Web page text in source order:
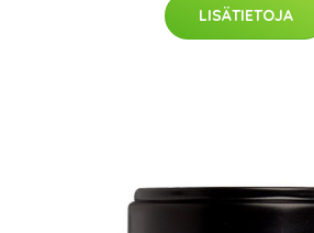
LISÄTIETOJA